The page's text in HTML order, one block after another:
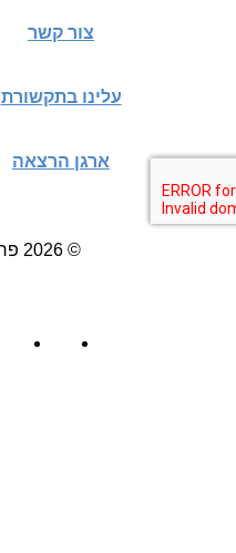
צור קשר
עלינו בתקשורת
ארגן הרצאה
© 2026 פרויקט ונוס.